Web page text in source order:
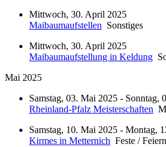
Mittwoch, 30. April 2025
Maibaumaufstellen Sonstiges
Mittwoch, 30. April 2025
Maibaumaufstellung in Keldung
Mai 2025
Samstag, 03. Mai 2025 - Sonntag,
Rheinland-Pfalz Meisterschaften
Samstag, 10. Mai 2025 - Montag,
Kirmes in Metternich Feste / Feiern